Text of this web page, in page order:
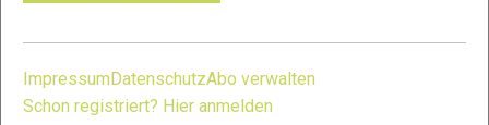
Impressum DatenschutzAbo verwalten
Schon registriert? Hier anmelden